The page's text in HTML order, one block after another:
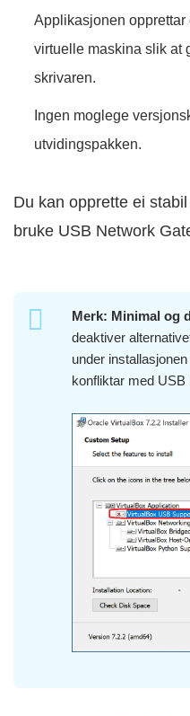
Applikasjonen
virtuelle maskina slik at
skrivaren.
Ingen moglege
utvidingspakken.
Du kan opprette ei
bruke USB Network
Merk: Minimal og
deaktiver
under
konfliktar med